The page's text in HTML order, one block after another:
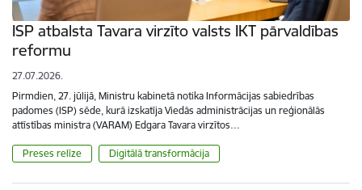
ISP atbalsta Tavara virzīto valsts IKT pārvaldības
reformu
27.07.2026.
Pirmdien, 27. jūlijā, Ministru kabinetā notika Informācijas sabiedrības
padomes (ISP) sēde, kurā izskatīja Viedās administrācijas un reģionālās
attīstības ministra (VARAM) Edgara Tavara virzītos…
Preses relīze Digitālā transformācija